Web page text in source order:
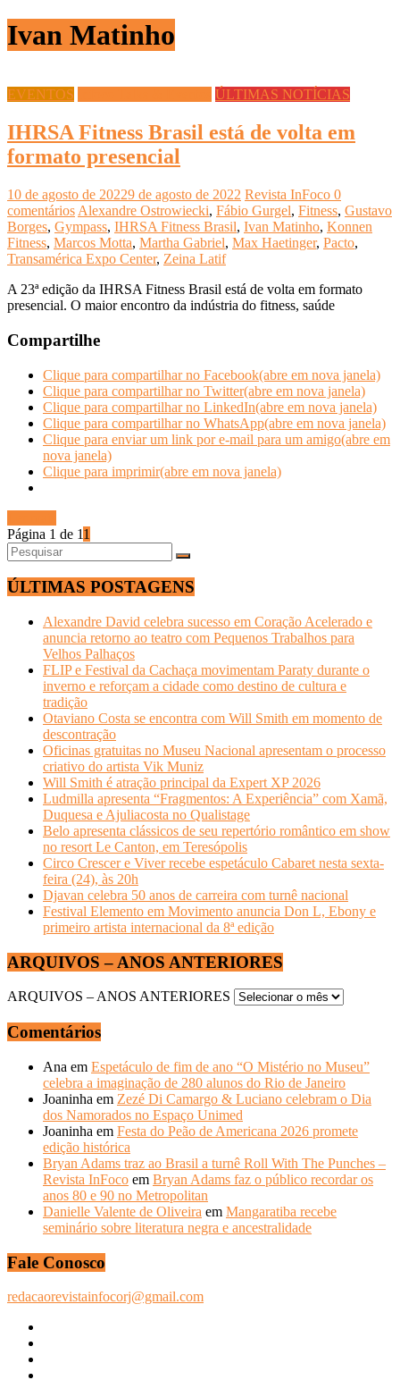
Ivan Matinho
EVENTOS ÚLTIMAS NOTÍCIAS
IHRSA Fitness Brasil está de volta em
formato presencial
10 de agosto de 20229 de agosto de 2022 Revista InFoco 0
comentários Alexandre Ostrowiecki, Fábio Gurgel, Fitness, Gustavo
Borges, Gympass, IHRSA Fitness Brasil, Ivan Matinho, Konnen
Fitness, Marcos Motta, Martha Gabriel, Max Haetinger, Pacto,
Transamérica Expo Center, Zeina Latif
A 23ª edição da IHRSA Fitness Brasil está de volta em formato
presencial. O maior encontro da indústria do fitness, saúde
Compartilhe
Clique para compartilhar no Facebook(abre em nova janela)
Clique para compartilhar no Twitter(abre em nova janela)
Clique para compartilhar no LinkedIn(abre em nova janela)
Clique para compartilhar no WhatsApp(abre em nova janela)
Clique para enviar um link por e-mail para um amigo(abre em
nova janela)
Clique para imprimir(abre em nova janela)
Página 1 de 11
ÚLTIMAS POSTAGENS
Alexandre David celebra sucesso em Coração Acelerado e
anuncia retorno ao teatro com Pequenos Trabalhos para
Velhos Palhaços
FLIP e Festival da Cachaça movimentam Paraty durante o
inverno e reforçam a cidade como destino de cultura e
tradição
Otaviano Costa se encontra com Will Smith em momento de
descontração
Oficinas gratuitas no Museu Nacional apresentam o processo
criativo do artista Vik Muniz
Will Smith é atração principal da Expert XP 2026
Ludmilla apresenta “Fragmentos: A Experiência” com Xamã,
Duquesa e Ajuliacosta no Qualistage
Belo apresenta clássicos de seu repertório romântico em show
no resort Le Canton, em Teresópolis
Circo Crescer e Viver recebe espetáculo Cabaret nesta sexta-
feira (24), às 20h
Djavan celebra 50 anos de carreira com turnê nacional
Festival Elemento em Movimento anuncia Don L, Ebony e
primeiro artista internacional da 8ª edição
ARQUIVOS – ANOS ANTERIORES
ARQUIVOS – ANOS ANTERIORES
Comentários
Ana em Espetáculo de fim de ano “O Mistério no Museu”
celebra a imaginação de 280 alunos do Rio de Janeiro
Joaninha em Zezé Di Camargo & Luciano celebram o Dia
dos Namorados no Espaço Unimed
Joaninha em Festa do Peão de Americana 2026 promete
edição histórica
Bryan Adams traz ao Brasil a turnê Roll With The Punches –
Revista InFoco em Bryan Adams faz o público recordar os
anos 80 e 90 no Metropolitan
Danielle Valente de Oliveira em Mangaratiba recebe
seminário sobre literatura negra e ancestralidade
Fale Conosco
redacaorevistainfocorj@gmail.com